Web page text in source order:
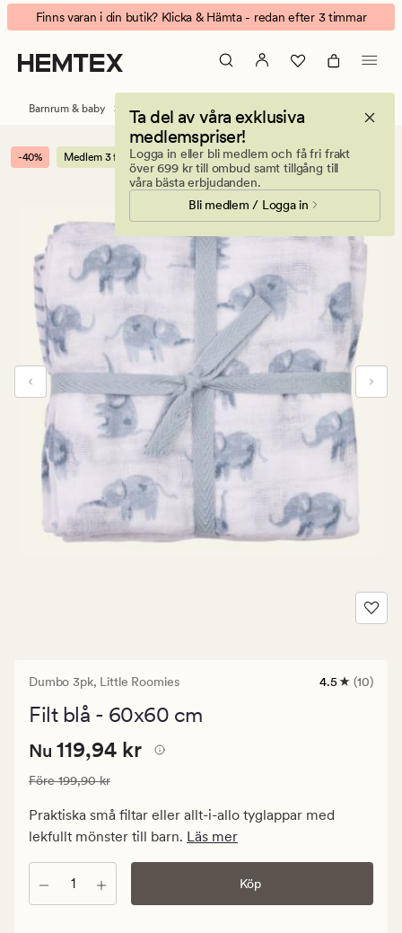
Dumbo
3pk
blå
Animerad
banner.
Klicka
på
att
pausa.
Finns varan i din butik? Klicka & Hämta - redan efter 3 timmar
Ta del av våra exklusiva
medlemspriser!
Logga in eller bli medlem och få fri frakt
över 699 kr till ombud samt tillgång till
våra bästa erbjudanden.
Bli medlem / Logga in
Barnrum & baby Snuttefiltar & Tvättlappar
-40% Medlem 3 för 2
Dumbo 3pk, Little Roomies
10
4.5 (10)
Filt blå - 60x60 cm
Nuvarande
119,94
kr.
Ordinarie
Nuvarande pris
Nu 119,94 kr
Ordinarie pris 199,90 kr
Före199,90 kr
Praktiska små filtar eller allt-i-allo tyglappar med
lekfullt mönster till barn. Läs mer
Antal Köp